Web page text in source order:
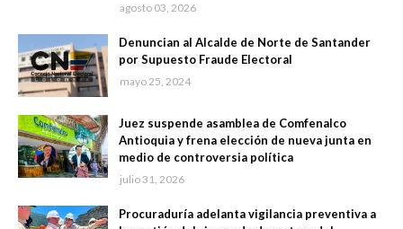
agosto 03, 2026
Denuncian al Alcalde de Norte de Santander
por Supuesto Fraude Electoral
mayo 25, 2024
Juez suspende asamblea de Comfenalco
Antioquia y frena elección de nueva junta en
medio de controversia política
julio 31, 2026
Procuraduría adelanta vigilancia preventiva a